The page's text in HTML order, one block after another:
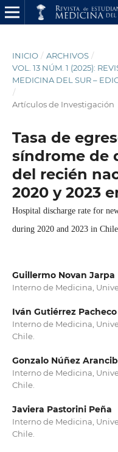
INICIO / ARCHIVOS /
VOL. 13 NÚM. 1 (2025):
MEDICINA DEL SUR –
/
Artículos de Investigación
Tasa de
síndrome de
del recién
2020 y 2023
Hospital discharge rate for
during 2020 and 2023 in Chile
Guillermo Novan Jarpa
Interno de Medicina,
Iván Gutiérrez Pacheco
Interno de Medicina,
Chile.
Gonzalo Núñez
Interno de Medicina,
Chile.
Javiera Pastorini Peña
Interno de Medicina,
Chile.